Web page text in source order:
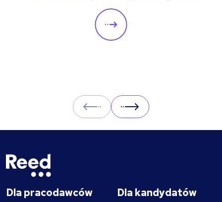
always be adapted to the specific qualities
you’d like a candidate to show relevant to a
particular role. These questions should give
Prev Next
Dla pracodawców Dla kandydatów